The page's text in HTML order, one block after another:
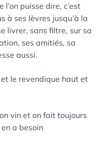
puisse dire, c’est
à ses lèvres jusqu’à la
livrer, sans filtre, sur sa
ses amitiés, sa
aussi.
le revendique haut et
vin et on fait toujours
a besoin